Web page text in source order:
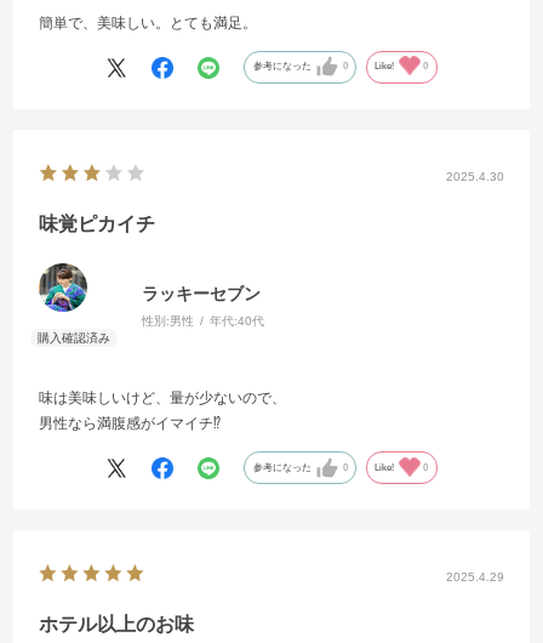
簡単で、美味しい。とても満足。
参考になった 0 Like! 0
2025.4.30
味覚ピカイチ
ラッキーセブン
性別:男性 年代:40代
味は美味しいけど、量が少ないので、
男性なら満腹感がイマイチ⁉️
参考になった 0 Like! 0
2025.4.29
ホテル以上のお味